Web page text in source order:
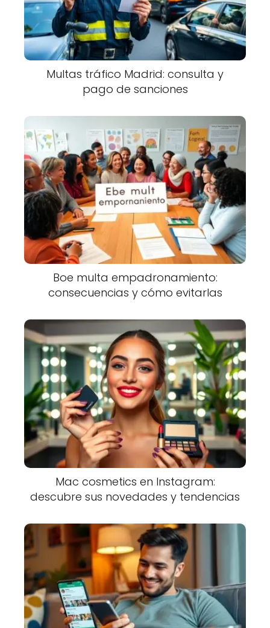
Multas tráfico Madrid: consulta y
pago de sanciones
Boe multa empadronamiento:
consecuencias y cómo evitarlas
Mac cosmetics en Instagram:
descubre sus novedades y tendencias